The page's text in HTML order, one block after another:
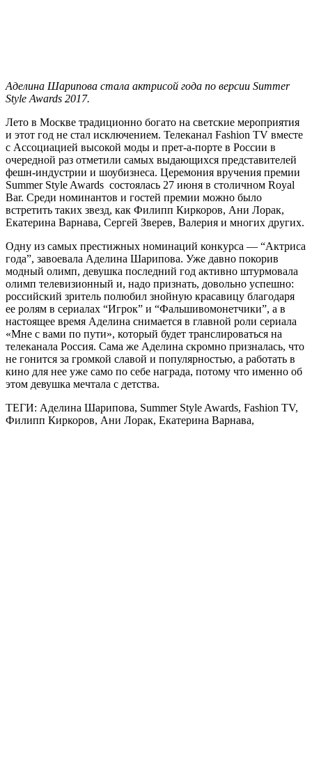
Аделина Шарипова стала актрисой года по версии Summer
Style Awards 2017.
Лето в Москве традиционно богато на светские мероприятия
и этот год не стал исключением. Телеканал Fashion TV вместе
с Ассоциацией высокой моды и прет-а-порте в России в
очередной раз отметили самых выдающихся представителей
фешн-индустрии и шоубизнеса. Церемония вручения премии
Summer Style Awards состоялась 27 июня в столичном Royal
Bar. Среди номинантов и гостей премии можно было
встретить таких звезд, как Филипп Киркоров, Ани Лорак,
Екатерина Варнава, Сергей Зверев, Валерия и многих других.
Одну из самых престижных номинаций конкурса — “Актриса
года”, завоевала Аделина Шарипова. Уже давно покорив
модный олимп, девушка последний год активно штурмовала
олимп телевизионный и, надо признать, довольно успешно:
российский зритель полюбил знойную красавицу благодаря
ее ролям в сериалах “Игрок” и “Фальшивомонетчики”, а в
настоящее время Аделина снимается в главной роли сериала
«Мне с вами по пути», который будет транслироваться на
телеканала Россия. Сама же Аделина скромно призналась, что
не гонится за громкой славой и популярностью, а работать в
кино для нее уже само по себе награда, потому что именно об
этом девушка мечтала с детства.
ТЕГИ: Аделина Шарипова, Summer Style Awards, Fashion TV,
Филипп Киркоров, Ани Лорак, Екатерина Варнава,